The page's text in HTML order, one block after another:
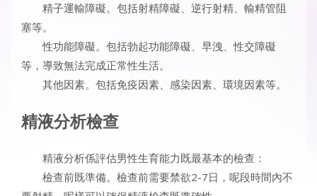
精子運輸障礙。包括射精障礙、逆行射精、輸精管阻
塞等。
性功能障礙。包括勃起功能障礙、早洩、性交障礙
等，導致無法完成正常性生活。
其他因素。包括免疫因素、感染因素、環境因素等。
精液分析檢查
精液分析係評估男性生育能力既最基本的檢查：
檢查前既準備。檢查前需要禁欲2-7日，呢段時間內不